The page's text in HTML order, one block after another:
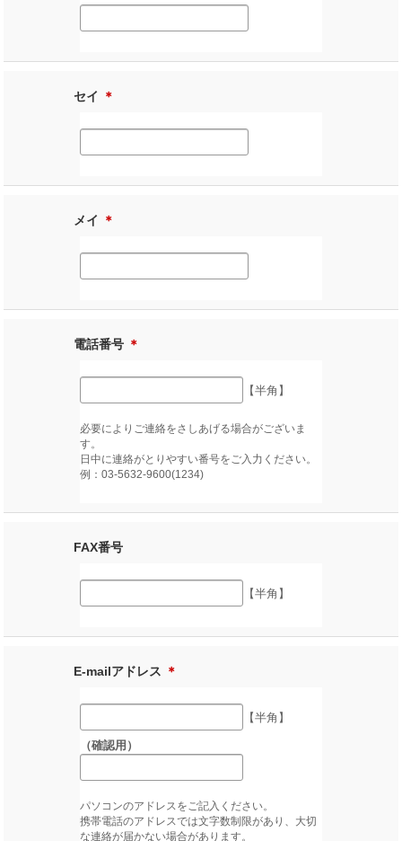
セイ ＊
メイ ＊
電話番号 ＊
【半角】
必要によりご連絡をさしあげる場合がございま
す。
日中に連絡がとりやすい番号をご入力ください。
例：03-5632-9600(1234)
FAX番号
【半角】
E-mailアドレス ＊
【半角】
（確認用）
パソコンのアドレスをご記入ください。
携帯電話のアドレスでは文字数制限があり、大切
な連絡が届かない場合があります。